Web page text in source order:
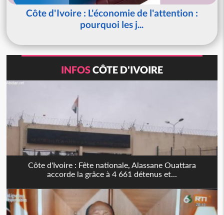
Côte d'Ivoire : L'économie de l'attention :
pourquoi les j...
INFOSCÔTE D'IVOIRE
Côte d'Ivoire : Fête nationale, Alassane Ouattara
accorde la grâce à 4 661 détenus et...